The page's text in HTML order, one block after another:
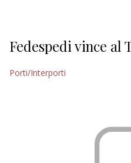
Fedespedi vince al
Porti/Interporti